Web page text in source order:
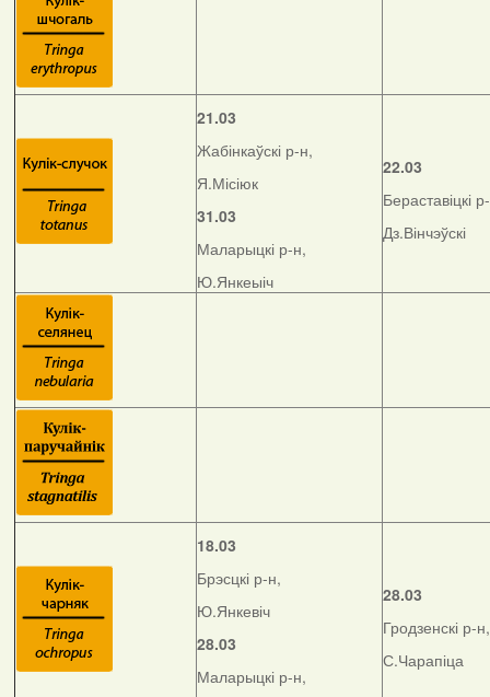
21.03
Жабінкаўскі р-н,
Я.Місіюк
31.03
Маларыцкі р-н,
Ю.Янкеыіч
22.03
Бераставіцкі
Дз.Вінчэўскі
18.03
Брэсцкі р-н,
Ю.Янкевіч
28.03
Маларыцкі р-н,
28.03
Гродзенскі р-н,
С.Чарапіца